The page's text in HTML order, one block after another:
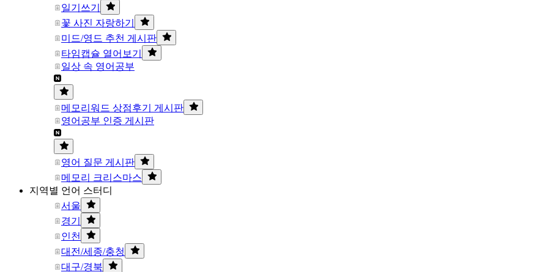
일기쓰기
꽃 사진 자랑하기
미드/영드 추천 게시판
타임캡슐 열어보기
일상 속 영어공부
메모리워드 상점후기 게시판
영어공부 인증 게시판
영어 질문 게시판
메모리 크리스마스
지역별 언어 스터디
서울
경기
인천
대전/세종/충청
대구/경북